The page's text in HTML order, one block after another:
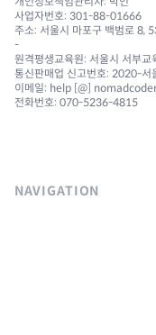
사업자번호: 301-88-01666
주소: 서울시 마포구 백범로 8,
-
원격평생교육원: 서울시 서부
통신판매업 신고번호: 2020-
이메일: help [@]
전화번호: 070-5236-4815
NAVIGATION